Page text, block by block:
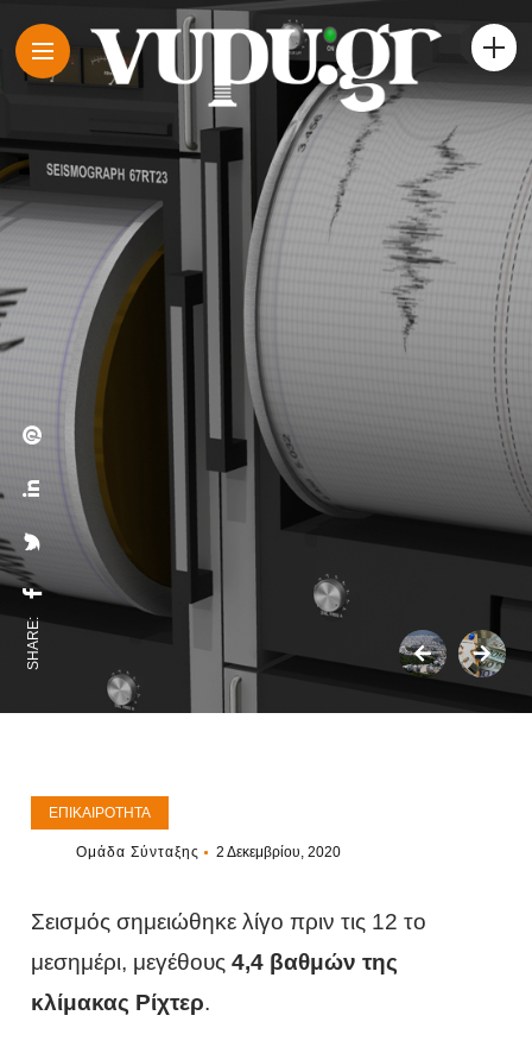
SHARE:
ΕΠΙΚΑΙΡΌΤΗΤΑ
Ομάδα Σύνταξης 2 Δεκεμβρίου, 2020
Σεισμός σημειώθηκε λίγο πριν τις 12 το
μεσημέρι, μεγέθους4,4 βαθμών της
κλίμακας Ρίχτερ.